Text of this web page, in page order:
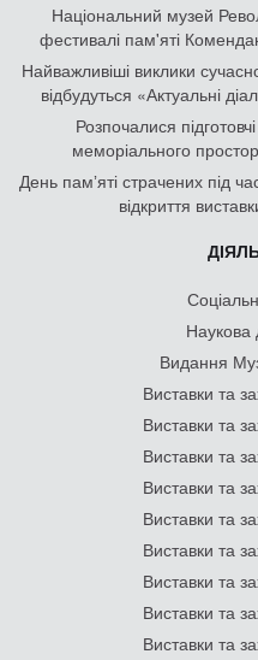
Національний музей
фестивалі пам'яті
Найважливіші виклики
відбудуться «Актуальні
Розпочалися
меморіального
День памʼяті страчених під
відкриття
Наукова
Видання
Виставки та
Виставки та
Виставки та
Виставки та
Виставки та
Виставки та
Виставки та
Виставки та
Виставки та